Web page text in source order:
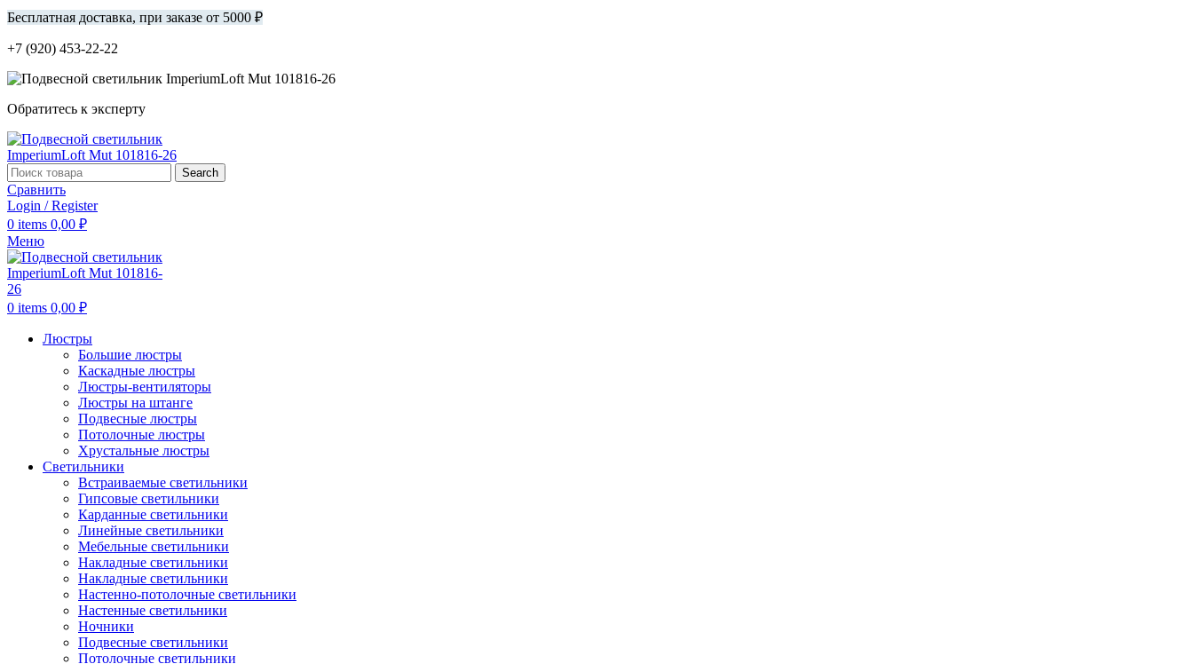
Бесплатная доставка, при заказе от 5000 ₽
+7 (920) 453-22-22
Обратитесь к эксперту
Search
Сравнить
Login / Register
0 items 0,00 ₽
Меню
0 items 0,00 ₽
Люстры
Большие люстры
Каскадные люстры
Люстры-вентиляторы
Люстры на штанге
Подвесные люстры
Потолочные люстры
Хрустальные люстры
Светильники
Встраиваемые светильники
Гипсовые светильники
Карданные светильники
Линейные светильники
Мебельные светильники
Накладные светильники
Накладные светильники
Настенно-потолочные светильники
Настенные светильники
Ночники
Подвесные светильники
Потолочные светильники